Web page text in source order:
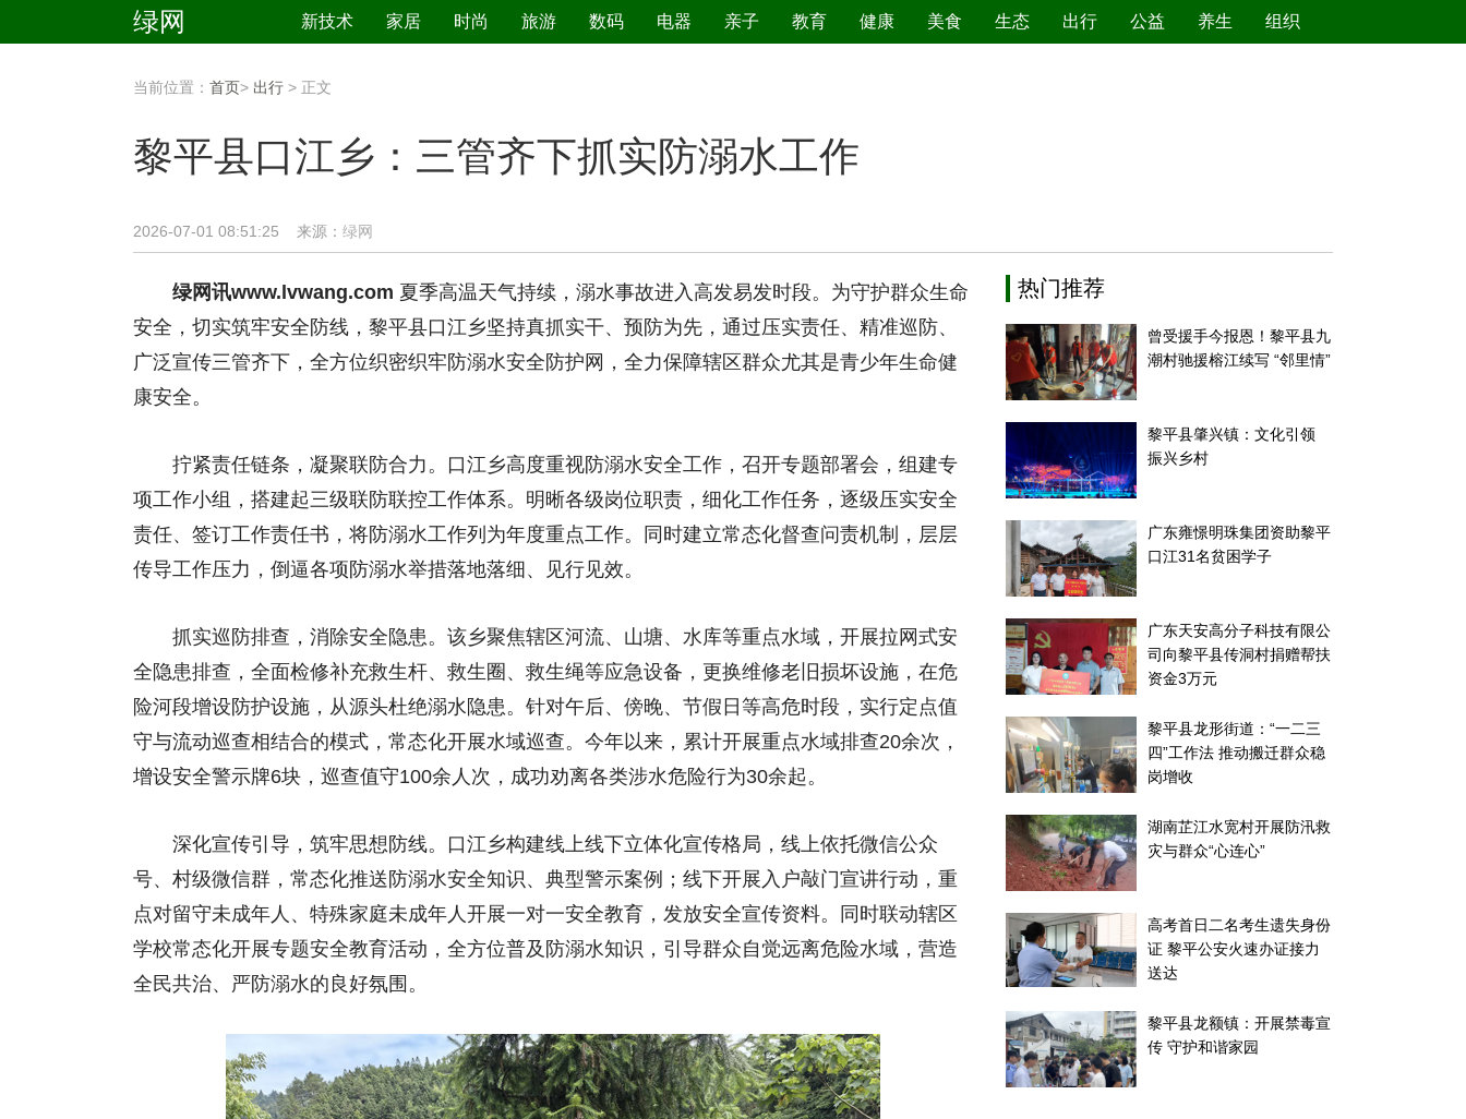
绿网 组织
养生
公益
出行
生态
美食
健康
教育
亲子
电器
数码
旅游
时尚
家居
新技术
当前位置： 首页> 出行 > 正文
黎平县口江乡：三管齐下抓实防溺水工作
2026-07-01 08:51:25 来源： 绿网
绿网讯www.lvwang.com 夏季高温天气持续，溺水事故进入高发易发时段。为守护群众生命
安全，切实筑牢安全防线，黎平县口江乡坚持真抓实干、预防为先，通过压实责任、精准巡防、
广泛宣传三管齐下，全方位织密织牢防溺水安全防护网，全力保障辖区群众尤其是青少年生命健
康安全。
拧紧责任链条，凝聚联防合力。口江乡高度重视防溺水安全工作，召开专题部署会，组建专
项工作小组，搭建起三级联防联控工作体系。明晰各级岗位职责，细化工作任务，逐级压实安全
责任、签订工作责任书，将防溺水工作列为年度重点工作。同时建立常态化督查问责机制，层层
传导工作压力，倒逼各项防溺水举措落地落细、见行见效。
抓实巡防排查，消除安全隐患。该乡聚焦辖区河流、山塘、水库等重点水域，开展拉网式安
全隐患排查，全面检修补充救生杆、救生圈、救生绳等应急设备，更换维修老旧损坏设施，在危
险河段增设防护设施，从源头杜绝溺水隐患。针对午后、傍晚、节假日等高危时段，实行定点值
守与流动巡查相结合的模式，常态化开展水域巡查。今年以来，累计开展重点水域排查20余次，
增设安全警示牌6块，巡查值守100余人次，成功劝离各类涉水危险行为30余起。
深化宣传引导，筑牢思想防线。口江乡构建线上线下立体化宣传格局，线上依托微信公众
号、村级微信群，常态化推送防溺水安全知识、典型警示案例；线下开展入户敲门宣讲行动，重
点对留守未成年人、特殊家庭未成年人开展一对一安全教育，发放安全宣传资料。同时联动辖区
学校常态化开展专题安全教育活动，全方位普及防溺水知识，引导群众自觉远离危险水域，营造
全民共治、严防溺水的良好氛围。
热门推荐
曾受援手今报恩！黎平县九
潮村驰援榕江续写 “邻里情”
黎平县肇兴镇：文化引领
振兴乡村
广东雍憬明珠集团资助黎平
口江31名贫困学子
广东天安高分子科技有限公
司向黎平县传洞村捐赠帮扶
资金3万元
黎平县龙形街道：“一二三
四”工作法 推动搬迁群众稳
岗增收
湖南芷江水宽村开展防汛救
灾与群众“心连心”
高考首日二名考生遗失身份
证 黎平公安火速办证接力
送达
黎平县龙额镇：开展禁毒宣
传 守护和谐家园